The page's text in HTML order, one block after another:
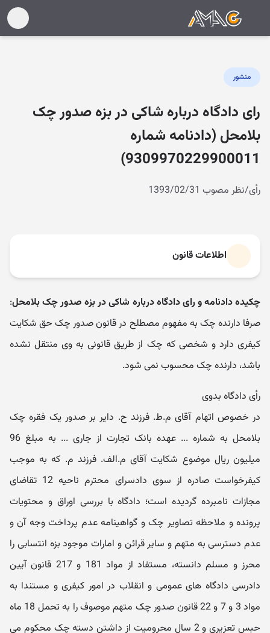
منشور
رای دادگاه درباره شاکی در بزه صدور چک
بلامحل (دادنامه شماره
9309970229900011)
رأی/نظر مصوب 1393/02/31
اطلاعات قانون
چکیده دادنامه و رای دادگاه درباره شاکی در بزه صدور چک بلامحل:
صرفا دارنده چک به مفهوم مصطلح در قانون صدور چک حق شکایت
کیفری دارد و شخصی که چک از طریق قانونی به وی منتقل نشده
باشد، دارنده چک محسوب نمی شود.
رأی دادگاه بدوی
در خصوص اتهام آقای م.ط. فرزند ح. دایر بر صدور یک فقره چک
بلامحل به شماره ... عهده بانک تجارت از جاری ... به مبلغ 96
میلیون ریال موضوع شکایت آقای م.الف. فرزند م. که به موجب
کیفرخواست صادره از سوی دادسرای محترم ناحیه 12 تقاضای
مجازات نامبرده گردیده است؛ دادگاه با بررسی اوراق و محتویات
پرونده و ملاحظه تصاویر چک و گواهینامه عدم پرداخت وجه آن و
عدم دسترسی به متهم و سایر قرائن و امارات موجود بزه انتسابی را
محرز و مسلم دانسته، مستفاد از مواد 181 و 217 قانون آیین
دادرسی دادگاه های عمومی و انقلاب در امور کیفری و مستندا به
مواد 3 و 7 و 22 قانون صدور چک متهم موصوف را به تحمل 18 ماه
حبس تعزیری و 2 سال محرومیت از داشتن دسته چک محکوم می